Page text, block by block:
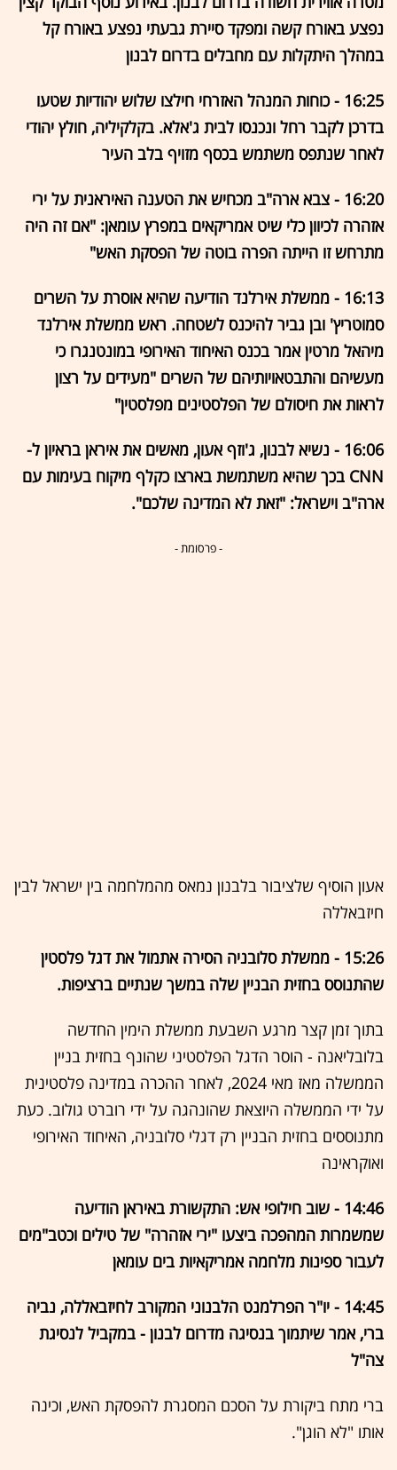
נפצע באורח קשה ומפקד סיירת גבעתי נפצע באורח קל
במהלך היתקלות עם מחבלים בדרום לבנון
16:25 - כוחות המנהל האזרחי חילצו שלוש יהודיות שטעו
בדרכן לקבר רחל ונכנסו לבית ג'אלא. בקלקיליה, חולץ יהודי
לאחר שנתפס משתמש בכסף מזויף בלב העיר
16:20 - צבא ארה"ב מכחיש את הטענה האיראנית על ירי
אזהרה לכיוון כלי שיט אמריקאים במפרץ עומאן: "אם זה היה
מתרחש זו הייתה הפרה בוטה של הפסקת האש"
16:13 - ממשלת אירלנד הודיעה שהיא אוסרת על השרים
סמוטריץ' ובן גביר להיכנס לשטחה. ראש ממשלת אירלנד
מיהאל מרטין אמר בכנס האיחוד האירופי במונטנגרו כי
מעשיהם והתבטאויותיהם של השרים "מעידים על רצון
לראות את חיסולם של הפלסטינים מפלסטין"
16:06 - נשיא לבנון, ג'וזף אעון, מאשים את איראן בראיון ל-
CNN בכך שהיא משתמשת בארצו כקלף מיקוח בעימות עם
ארה"ב וישראל: "זאת לא המדינה שלכם".
- פרסומת -
אעון הוסיף שלציבור בלבנון נמאס מהמלחמה בין ישראל לבין
חיזבאללה
15:26 - ממשלת סלובניה הסירה אתמול את דגל פלסטין
שהתנוסס בחזית הבניין שלה במשך שנתיים ברציפות.
בתוך זמן קצר מרגע השבעת ממשלת הימין החדשה
בלובליאנה - הוסר הדגל הפלסטיני שהונף בחזית בניין
הממשלה מאז מאי 2024, לאחר ההכרה במדינה פלסטינית
על ידי הממשלה היוצאת שהונהגה על ידי רוברט גולוב. כעת
מתנוססים בחזית הבניין רק דגלי סלובניה, האיחוד האירופי
ואוקראינה
14:46 - שוב חילופי אש: התקשורת באיראן הודיעה
שמשמרות המהפכה ביצעו "ירי אזהרה" של טילים וכטב"מים
לעבור ספינות מלחמה אמריקאיות בים עומאן
14:45 - יו"ר הפרלמנט הלבנוני המקורב לחיזבאללה, נביה
ברי, אמר שיתמוך בנסיגה מדרום לבנון - במקביל לנסיגת
צה"ל
ברי מתח ביקורת על הסכם המסגרת להפסקת האש, וכינה
אותו "לא הוגן".